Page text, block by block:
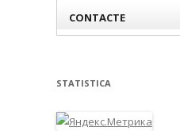
CONTACTE
STATISTICA